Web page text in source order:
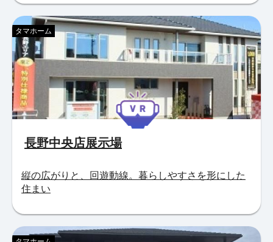
長野中央店展示場
タマホーム
縦の広がりと、回遊動線。暮らしやすさを形にした
住まい